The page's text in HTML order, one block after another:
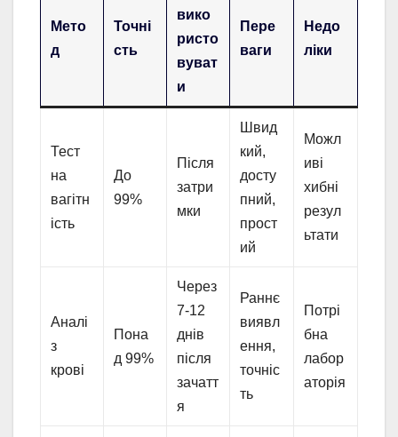
Мето
д
Точні
сть
вико
ристо
вуват
и
Пере
ваги
Недо
ліки
Тест
на
вагітн
ість
До
99%
Після
затри
мки
Швид
кий,
досту
пний,
прост
ий
Можл
иві
хибні
резул
ьтати
Аналі
з
крові
Пона
д 99%
Через
7-12
днів
після
зачатт
я
Раннє
виявл
ення,
точніс
ть
Потрі
бна
лабор
аторія